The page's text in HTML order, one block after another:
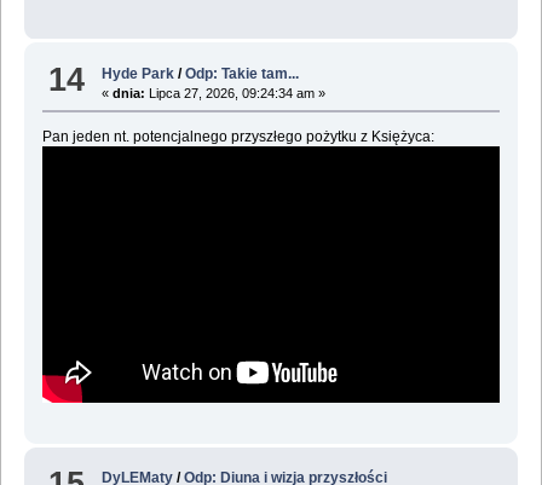
14 Hyde Park /Odp: Takie tam...
«dnia: Lipca 27, 2026, 09:24:34 am »
Pan jeden nt. potencjalnego przyszłego pożytku z Księżyca:
DyLEMaty /Odp: Diuna i wizja przyszłości